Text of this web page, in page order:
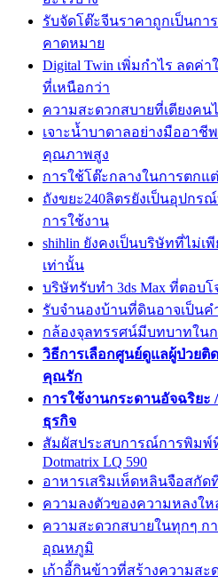
รับจัดโต๊ะจีนราคาถูกเป็นก
คาดหมาย
Digital Twin เพิ่มกำไร ลดค่
ที่เหนือกว่า
ความสะดวกสบายที่เตียงคน
เจาะน้ำบาดาลอย่างมืออาชี
คุณภาพสูง
การใช้โต๊ะกลางในการตกแ
ถังขยะ240ลิตรยังเป็นอุปกร
การใช้งาน
shihlin ยังคงเป็นบริษัทที่ไม่เ
เท่านั้น
บริษัทรับทำ 3ds Max ที่ตอบ
รับจำนองบ้านที่ดินอาจเป็น
กล้องจุลทรรศน์มีบทบาทใน
วิธีการเลือกศูนย์ดูแลผู้ป่วยติ
คุณรัก
การใช้งานกระดานอัจฉริยะ
ธุรกิจ
สัมผัสประสบการณ์การพิมพ์
Dotmatrix LQ 590
อาหารเสริมเห็ดหลินจือสกัด
ความลงตัวของความหลงให
ความสะดวกสบายในทุกๆ ก
อุณหภูมิ
เก้าอี้กินข้าวที่สร้างความส